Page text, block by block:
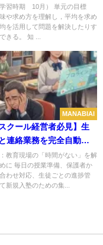
習時期 10月） 単元の目標
や求め方を理解し，平均を求め
を活用して問題を解決したりす
きる。 知 ...
MANABIAI
クール経営者必見】生
連絡業務を完全自動
費用0円のLINEツール
インフリー」が教育現
れる理由とは？
教育現場の「時間がない」を解
に 毎日の授業準備、保護者か
わせ対応、生徒ごとの進捗管
新規入塾のための集...